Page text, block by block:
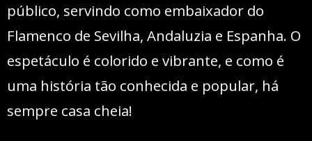
público, servindo como embaixador do
Flamenco de Sevilha, Andaluzia e Espanha. O
espetáculo é colorido e vibrante, e como é
uma história tão conhecida e popular, há
sempre casa cheia!